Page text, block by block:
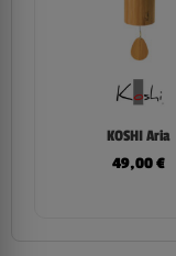
KOSHI Aria
49,00€